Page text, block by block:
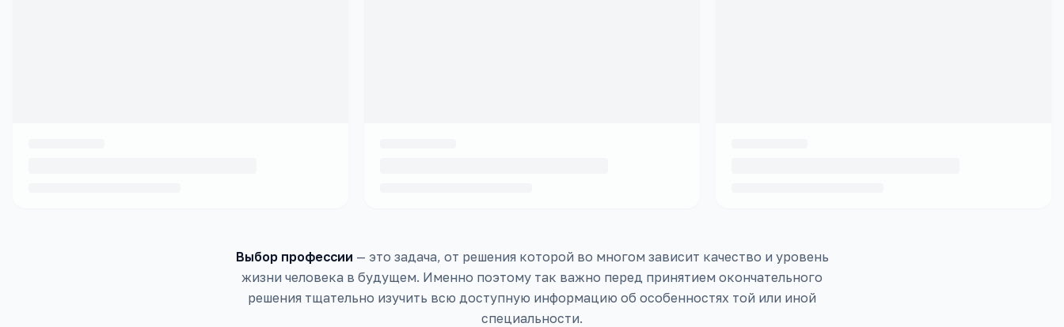
Выбор профессии — это задача, от решения которой во многом зависит качество и уровень
жизни человека в будущем. Именно поэтому так важно перед принятием окончательного
решения тщательно изучить всю доступную информацию об особенностях той или иной
специальности.